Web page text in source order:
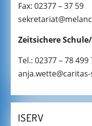
Fax: 02377 – 37 59
Zeitsichere Schule/
Tel.: 02377 –
ISERV